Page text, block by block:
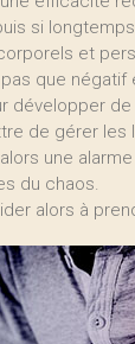
si
et
que
développer
de gérer les
une
du chaos.
alors à